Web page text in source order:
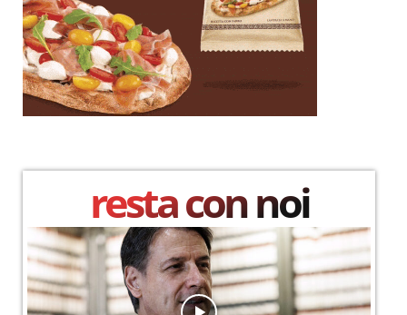
resta con noi